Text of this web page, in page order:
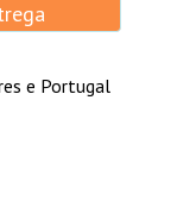
e Portugal